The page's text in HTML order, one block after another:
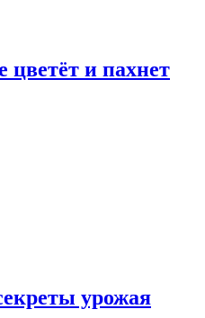
и пахнет
урожая